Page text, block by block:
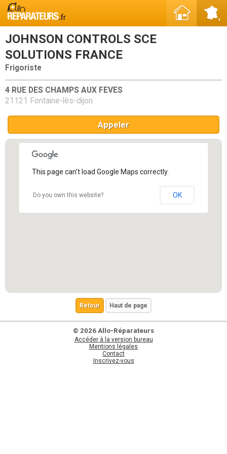
JOHNSON CONTROLS SCE
SOLUTIONS FRANCE
Frigoriste
4 RUE DES CHAMPS AUX FEVES
21121 Fontaine-lès-dijon
Appeler
This page can't load Google Maps correctly.
Do you own this website? OK
Retour Haut de page
© 2026 Allo-Réparateurs
Accéder à la version bureau
Mentions légales
Contact
Inscrivez-vous